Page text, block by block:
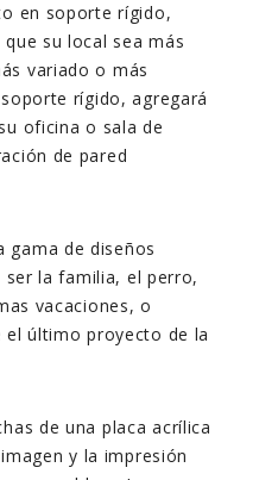
en soporte rígido,
su local sea más
variado o más
rígido, agregará
oficina o sala de
de pared
gama de diseños
ser la familia, el perro,
vacaciones, o
último proyecto de la
de una placa acrílica
y la impresión